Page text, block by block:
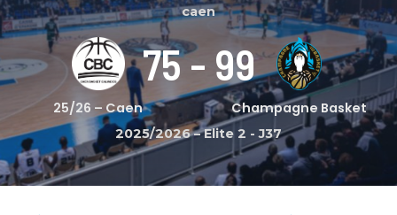
caen
Champagne Basket
99
-
75
25/26 – Caen
2025/2026 – Elite 2 -J37